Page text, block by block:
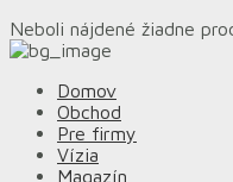
Neboli nájdené žiadne
Domov
Obchod
Pre firmy
Vízia
Magazín